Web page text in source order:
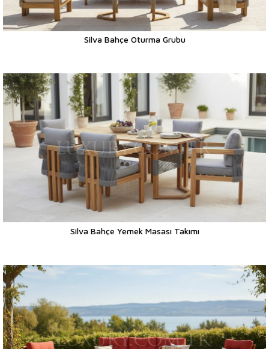
Silva Bahçe Oturma Grubu
Silva Bahçe Yemek Masası Takımı